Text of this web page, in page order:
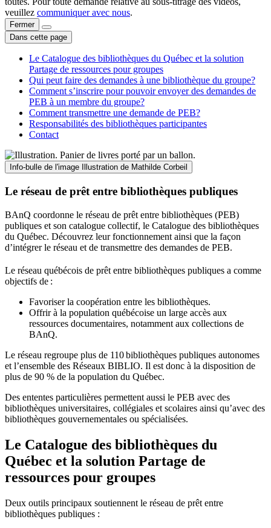
veuillez communiquer avec nous.
Fermer
Dans cette page
Le Catalogue des bibliothèques du Québec et la solution
Partage de ressources pour groupes
Qui peut faire des demandes à une bibliothèque du groupe?
Comment s’inscrire pour pouvoir envoyer des demandes de
PEB à un membre du groupe?
Comment transmettre une demande de PEB?
Responsabilités des bibliothèques participantes
Contact
Info-bulle de l'image Illustration de Mathilde Corbeil
Le réseau de prêt entre bibliothèques publiques
BAnQ coordonne le réseau de prêt entre bibliothèques (PEB)
publiques et son catalogue collectif, le Catalogue des bibliothèques
du Québec. Découvrez leur fonctionnement ainsi que la façon
d’intégrer le réseau et de transmettre des demandes de PEB.
Le réseau québécois de prêt entre bibliothèques publiques a comme
objectifs de :
Favoriser la coopération entre les bibliothèques.
Offrir à la population québécoise un large accès aux
ressources documentaires, notamment aux collections de
BAnQ.
Le réseau regroupe plus de 110bibliothèques publiques autonomes
et l’ensemble des Réseaux BIBLIO. Il est donc à la disposition de
plus de 90 % de la population du Québec.
Des ententes particulières permettent aussi le PEB avec des
bibliothèques universitaires, collégiales et scolaires ainsi qu’avec des
bibliothèques gouvernementales ou spécialisées.
Le Catalogue des bibliothèques du
Québec et la solution Partage de
ressources pour groupes
Deux outils principaux soutiennent le réseau de prêt entre
bibliothèques publiques :